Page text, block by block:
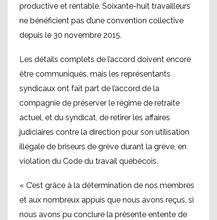
productive et rentable. Soixante-huit travailleurs
ne bénéficient pas d’une convention collective
depuis le 30 novembre 2015.
Les détails complets de l’accord doivent encore
être communiqués, mais les représentants
syndicaux ont fait part de l’accord de la
compagnie de préserver le régime de retraite
actuel, et du syndicat, de retirer les affaires
judiciaires contre la direction pour son utilisation
illégale de briseurs de grève durant la grève, en
violation du Code du travail québécois.
« C’est grâce à la détermination de nos membres
et aux nombreux appuis que nous avons reçus, si
nous avons pu conclure la présente entente de